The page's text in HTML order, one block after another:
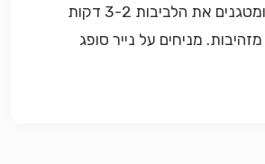
5. מחממים שמן ומטגנים את הלביבות 3-2 דקות
מניחים על נייר סופג